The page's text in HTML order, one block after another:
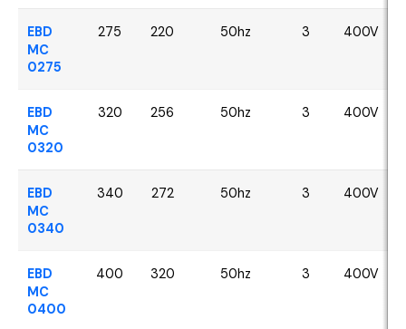
EBD
MC
0275
275 220 50hz 3 400V
EBD
MC
0320
320 256 50hz 3 400V
EBD
MC
0340
340 272 50hz 3 400V
EBD
MC
0400
400 320 50hz 3 400V